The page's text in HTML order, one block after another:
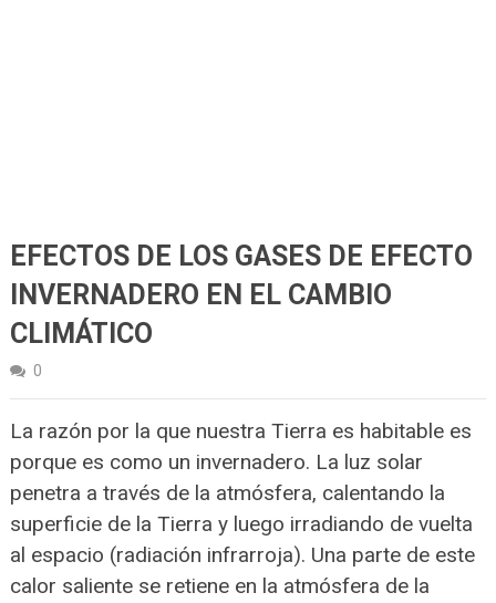
EFECTOS DE LOS GASES DE EFECTO
INVERNADERO EN EL CAMBIO
CLIMÁTICO
0
La razón por la que nuestra Tierra es habitable es
porque es como un invernadero. La luz solar
penetra a través de la atmósfera, calentando la
superficie de la Tierra y luego irradiando de vuelta
al espacio (radiación infrarroja). Una parte de este
calor saliente se retiene en la atmósfera de la